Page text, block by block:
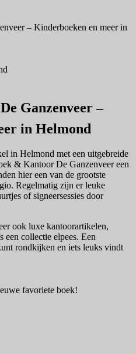
– Kinderboeken en meer in
Ganzenveer –
in Helmond
in Helmond met een uitgebreide
& Kantoor De Ganzenveer een
hier een van de grootste
Regelmatig zijn er leuke
of signeersessies door
ook luxe kantoorartikelen,
een collectie elpees. Een
rondkijken en iets leuks vindt
favoriete boek!